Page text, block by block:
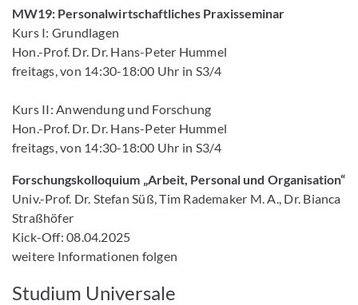
MW19: Personalwirtschaftliches Praxisseminar
Kurs I: Grundlagen
Hon.-Prof. Dr. Dr. Hans-Peter Hummel
freitags, von 14:30-18:00 Uhr in S3/4
Kurs II: Anwendung und Forschung
Hon.-Prof. Dr. Dr. Hans-Peter Hummel
freitags, von 14:30-18:00 Uhr in S3/4
Forschungskolloquium „Arbeit, Personal und Organisation“
Univ.-Prof. Dr. Stefan Süß, Tim Rademaker M. A., Dr. Bianca
Straßhöfer
Kick-Off: 08.04.2025
weitere Informationen folgen
Studium Universale